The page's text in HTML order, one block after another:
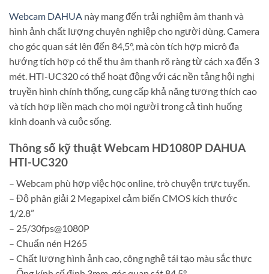
Webcam DAHUA này mang đến trải nghiệm âm thanh và
hình ảnh chất lượng chuyên nghiệp cho người dùng. Camera
cho góc quan sát lên đến 84,5°, mà còn tích hợp micrô đa
hướng tích hợp có thể thu âm thanh rõ ràng từ cách xa đến 3
mét. HTI-UC320 có thể hoạt động với các nền tảng hội nghị
truyền hình chính thống, cung cấp khả năng tương thích cao
và tích hợp liền mạch cho mọi người trong cả tình huống
kinh doanh và cuộc sống.
Thông số kỹ thuật Webcam HD1080P DAHUA
HTI-UC320
– Webcam phù hợp việc học online, trò chuyện trực tuyến.
– Độ phân giải 2 Megapixel cảm biến CMOS kích thước
1/2.8”
– 25/30fps@1080P
– Chuẩn nén H265
– Chất lượng hình ảnh cao, công nghệ tái tạo màu sắc thực